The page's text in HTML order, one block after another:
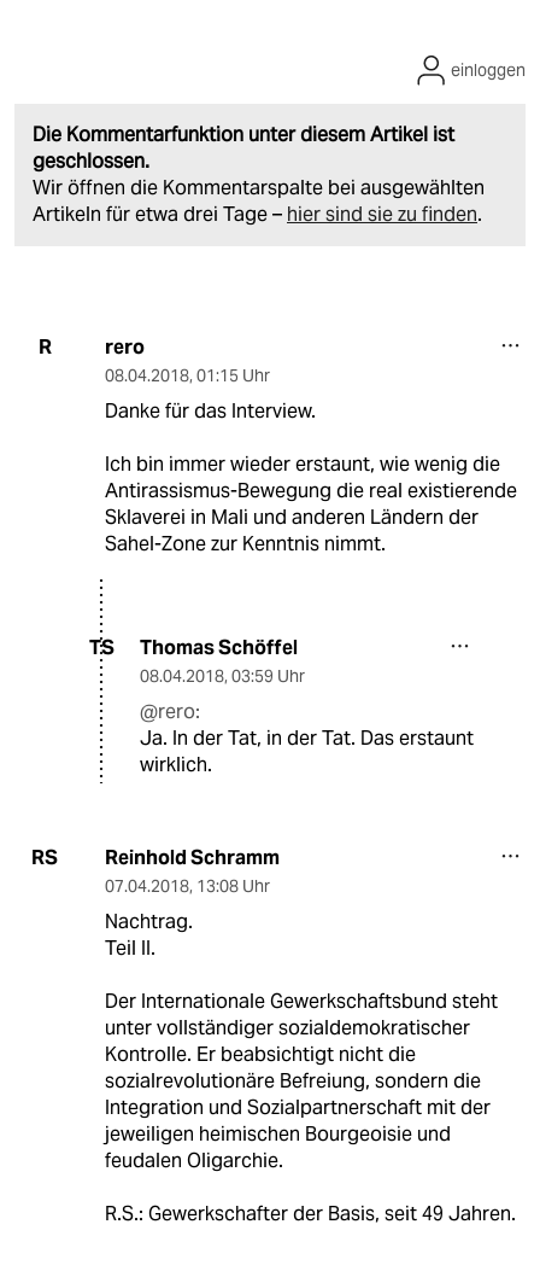
Die Kommentarfunktion unter diesem Artikel ist
geschlossen.
Wir öffnen die Kommentarspalte bei ausgewählten
Artikeln für etwa drei Tage – hier sind sie zu finden.
einloggen
R rero
08.04.2018, 01:15 Uhr
Danke für das Interview.
Ich bin immer wieder erstaunt, wie wenig die
Antirassismus-Bewegung die real existierende
Sklaverei in Mali und anderen Ländern der
Sahel-Zone zur Kenntnis nimmt.
TS Thomas Schöffel
08.04.2018, 03:59 Uhr
@rero:
Ja. In der Tat, in der Tat. Das erstaunt
wirklich.
RS Reinhold Schramm
07.04.2018, 13:08 Uhr
Nachtrag.
Teil II.
Der Internationale Gewerkschaftsbund steht
unter vollständiger sozialdemokratischer
Kontrolle. Er beabsichtigt nicht die
sozialrevolutionäre Befreiung, sondern die
Integration und Sozialpartnerschaft mit der
jeweiligen heimischen Bourgeoisie und
feudalen Oligarchie.
R.S.: Gewerkschafter der Basis, seit 49 Jahren.